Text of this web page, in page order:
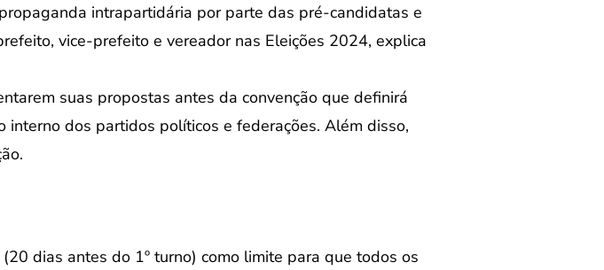
intrapartidária por parte das pré-candidatas e
vice-prefeito e vereador nas Eleições 2024, explica
suas propostas antes da convenção que definirá
dos partidos políticos e federações. Além disso,
dias antes do 1º turno) como limite para que todos os